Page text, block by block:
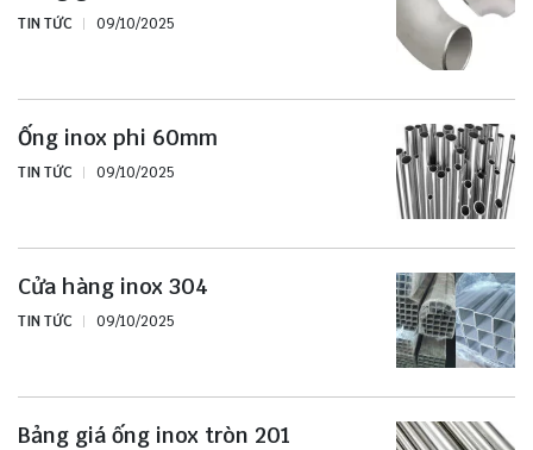
TIN TỨC 09/10/2025
Ống inox phi 60mm
TIN TỨC 09/10/2025
Cửa hàng inox 304
TIN TỨC 09/10/2025
Bảng giá ống inox tròn 201